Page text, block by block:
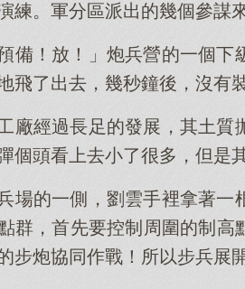
練。軍分區派出的幾個參謀
預備！放！」炮兵營的一個
飛了出去，幾秒鐘後，沒有
廠經過長足的發展，其土質
個頭看上去小了很多，但是
場的一側，劉雲手裡拿著一
群，首先要控制周圍的制
步炮協同作戰！所以步兵展